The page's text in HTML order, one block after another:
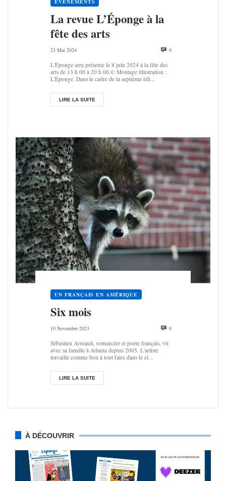
ÉVÈNEMENTS
La revue L’Éponge à la
fête des arts
23 Mai 2024 0
L'Éponge sera présente le 8 juin 2024 à la fête des
arts de 13 h 00 à 20 h 00.© Montage illustration :
L'Éponge. Dans le cadre de la septième édi...
LIRE LA SUITE
UN FRANÇAIS EN AMÉRIQUE
Six mois
10 Novembre 2023 0
Sébastien Ayreault, romancier et poète français, vit
avec sa famille à Atlanta depuis 2005. L'artiste
travaille comme bon à tout faire dans le ci...
LIRE LA SUITE
À DÉCOUVRIR